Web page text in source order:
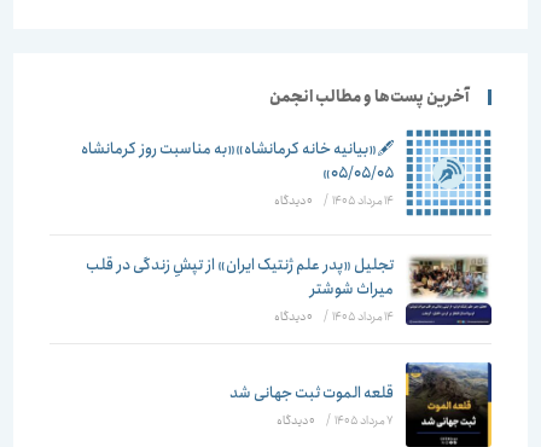
آخرین پست‌ها و مطالب انجمن
🖋️«بیانیه خانه کرمانشاه»«به مناسبت روز کرمانشاه
۰۵/۰۵/۰۵»
14 مرداد 1405 / ۰ دیدگاه
تجلیل «پدر علم ژنتیک ایران» از تپشِ زندگی در قلب
میراث شوشتر
14 مرداد 1405 / ۰ دیدگاه
قلعه الموت ثبت جهانی شد
7 مرداد 1405 / ۰ دیدگاه